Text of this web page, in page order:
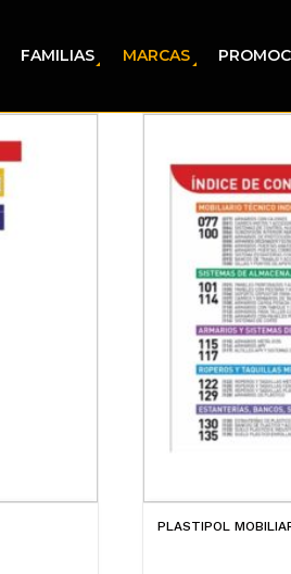
FAMILIAS MARCAS
PLASTIPOL